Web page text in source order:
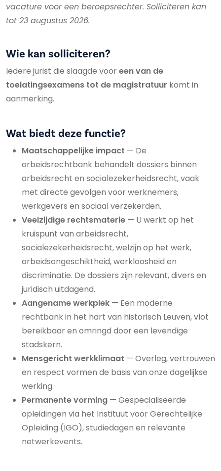
vacature voor een beroepsrechter. Solliciteren kan
tot 23 augustus 2026.
Wie kan solliciteren?
Iedere jurist die slaagde vooreen van de
toelatingsexamens tot de magistratuur komt in
aanmerking.
Wat biedt deze functie?
Maatschappelijke impact — De
arbeidsrechtbank behandelt dossiers binnen
arbeidsrecht en socialezekerheidsrecht, vaak
met directe gevolgen voor werknemers,
werkgevers en sociaal verzekerden.
Veelzijdige rechtsmaterie — U werkt op het
kruispunt van arbeidsrecht,
socialezekerheidsrecht, welzijn op het werk,
arbeidsongeschiktheid, werkloosheid en
discriminatie. De dossiers zijn relevant, divers en
juridisch uitdagend.
Aangename werkplek — Een moderne
rechtbank in het hart van historisch Leuven, vlot
bereikbaar en omringd door een levendige
stadskern.
Mensgericht werkklimaat — Overleg, vertrouwen
en respect vormen de basis van onze dagelijkse
werking.
Permanente vorming — Gespecialiseerde
opleidingen via het Instituut voor Gerechtelijke
Opleiding (IGO), studiedagen en relevante
netwerkevents.